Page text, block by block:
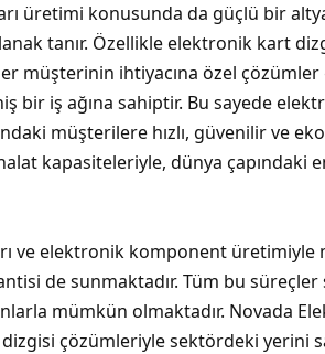
üretimi konusunda da güçlü bir
tanır. Özellikle elektronik kart
müşterinin ihtiyacına özel
bir iş ağına sahiptir. Bu sayede
müşterilere hızlı, güvenilir ve
kapasiteleriyle, dünya çapındaki
ve elektronik komponent
de sunmaktadır. Tüm bu
mümkün olmaktadır. Novada
çözümleriyle sektördeki yerini